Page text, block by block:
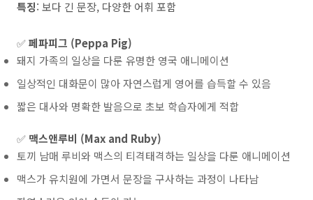
특징: 보다 긴 문장, 다양한 어휘 포함
✅페파피그 (Peppa Pig)
돼지 가족의 일상을 다룬 유명한 영국 애니메이션
일상적인 대화문이 많아 자연스럽게 영어를 습득할 수 있음
짧은 대사와 명확한 발음으로 초보 학습자에게 적합
✅ 맥스앤루비 (Max and Ruby)
토끼 남매 루비와 맥스의 티격태격하는 일상을 다룬 애니메이션
맥스가 유치원에 가면서 문장을 구사하는 과정이 나타남